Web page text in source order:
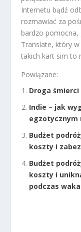
Internetu bądź
rozmawiać za
bardzo pomocna,
Translate, który w
takich kart sim to
Powiązane:
Droga
Indie – jak
egzotycznym
Budżet
koszty i
Budżet
koszty i
podczas